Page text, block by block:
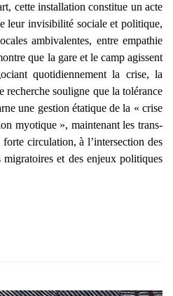
cette installation constitue un acte
leur invisibilité sociale et politique,
ambivalentes, entre empathie
que la gare et le camp agissent
quotidiennement la crise, la
recherche souligne que la tolérance
une gestion étatique de la « crise
myotique », maintenant les trans-
circulation, à l’intersection des
migratoires et des enjeux politiques